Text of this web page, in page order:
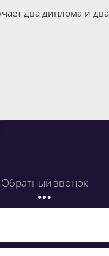
два диплома и два
Обратный звонок